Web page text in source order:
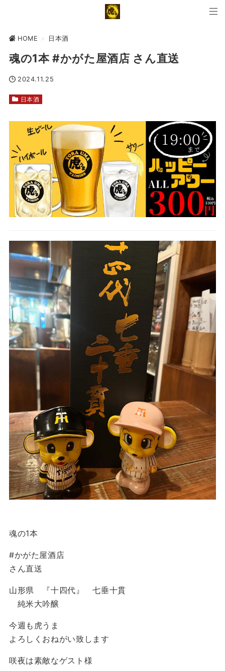
HOME > 日本酒
魂の1本 #かがた屋酒店 さん直送
2024.11.25
日本酒
魂の1本
#かがた屋酒店
さん直送
山形県 『十四代』 七垂十貫
純米大吟醸
今週も虎うま
よろしくおねがい致します
咲夜は素敵なゲスト様